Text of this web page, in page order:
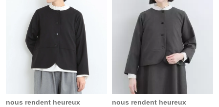
nous rendent heureux
nous rendent heureux